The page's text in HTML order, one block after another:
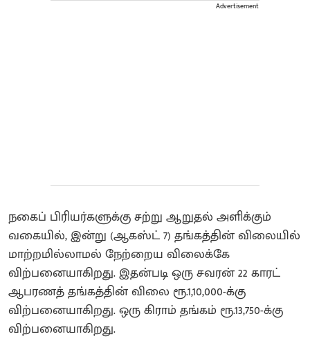
Advertisement
நகைப் பிரியர்களுக்கு சற்று ஆறுதல் அளிக்கும்
வகையில், இன்று (ஆகஸ்ட் 7) தங்கத்தின் விலையில்
மாற்றமில்லாமல் நேற்றைய விலைக்கே
விற்பனையாகிறது. இதன்படி ஒரு சவரன் 22 காரட்
ஆபரணத் தங்கத்தின் விலை ரூ.1,10,000-க்கு
விற்பனையாகிறது. ஒரு கிராம் தங்கம் ரூ.13,750-க்கு
விற்பனையாகிறது.